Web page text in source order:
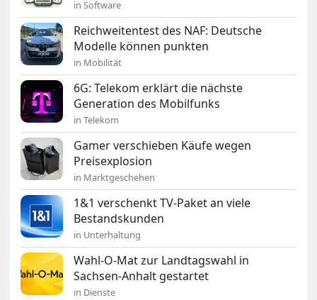
in Software
Reichweitentest des NAF: Deutsche
Modelle können punkten
in Mobilität
6G: Telekom erklärt die nächste
Generation des Mobilfunks
in Telekom
Gamer verschieben Käufe wegen
Preisexplosion
in Marktgeschehen
1&1 verschenkt TV-Paket an viele
Bestandskunden
in Unterhaltung
Wahl-O-Mat zur Landtagswahl in
Sachsen-Anhalt gestartet
in Dienste